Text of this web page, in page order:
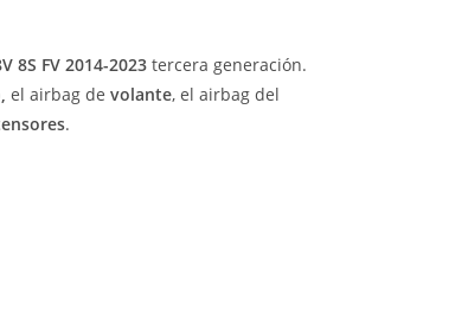
8S FV 2014-2023 tercera generación.
, el airbag de volante, el airbag del
.